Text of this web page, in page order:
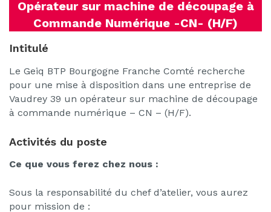
Opérateur sur machine de découpage à
Commande Numérique -CN- (H/F)
Intitulé
Le Geiq BTP Bourgogne Franche Comté recherche
pour une mise à disposition dans une entreprise de
Vaudrey 39 un opérateur sur machine de découpage
à commande numérique – CN – (H/F).
Activités du poste
Ce que vous ferez chez nous :
Sous la responsabilité du chef d’atelier, vous aurez
pour mission de :